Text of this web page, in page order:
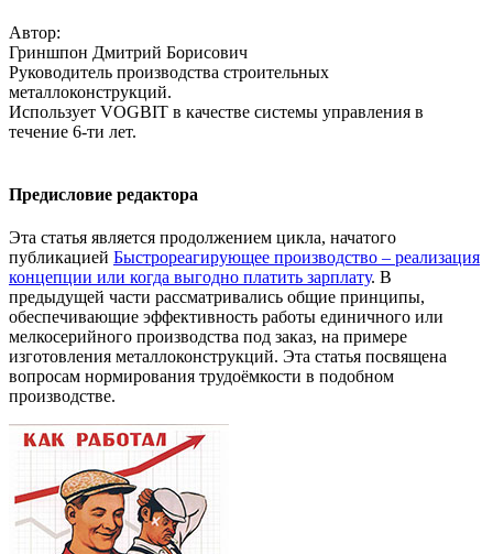
Автор:
Гриншпон Дмитрий Борисович
Руководитель производства строительных
металлоконструкций.
Использует VOGBIT в качестве системы управления в
течение 6-ти лет.
Предисловие редактора
Эта статья является продолжением цикла, начатого
публикацией Быстрореагирующее производство – реализация
концепции или когда выгодно платить зарплату. В
предыдущей части рассматривались общие принципы,
обеспечивающие эффективность работы единичного или
мелкосерийного производства под заказ, на примере
изготовления металлоконструкций. Эта статья посвящена
вопросам нормирования трудоёмкости в подобном
производстве.